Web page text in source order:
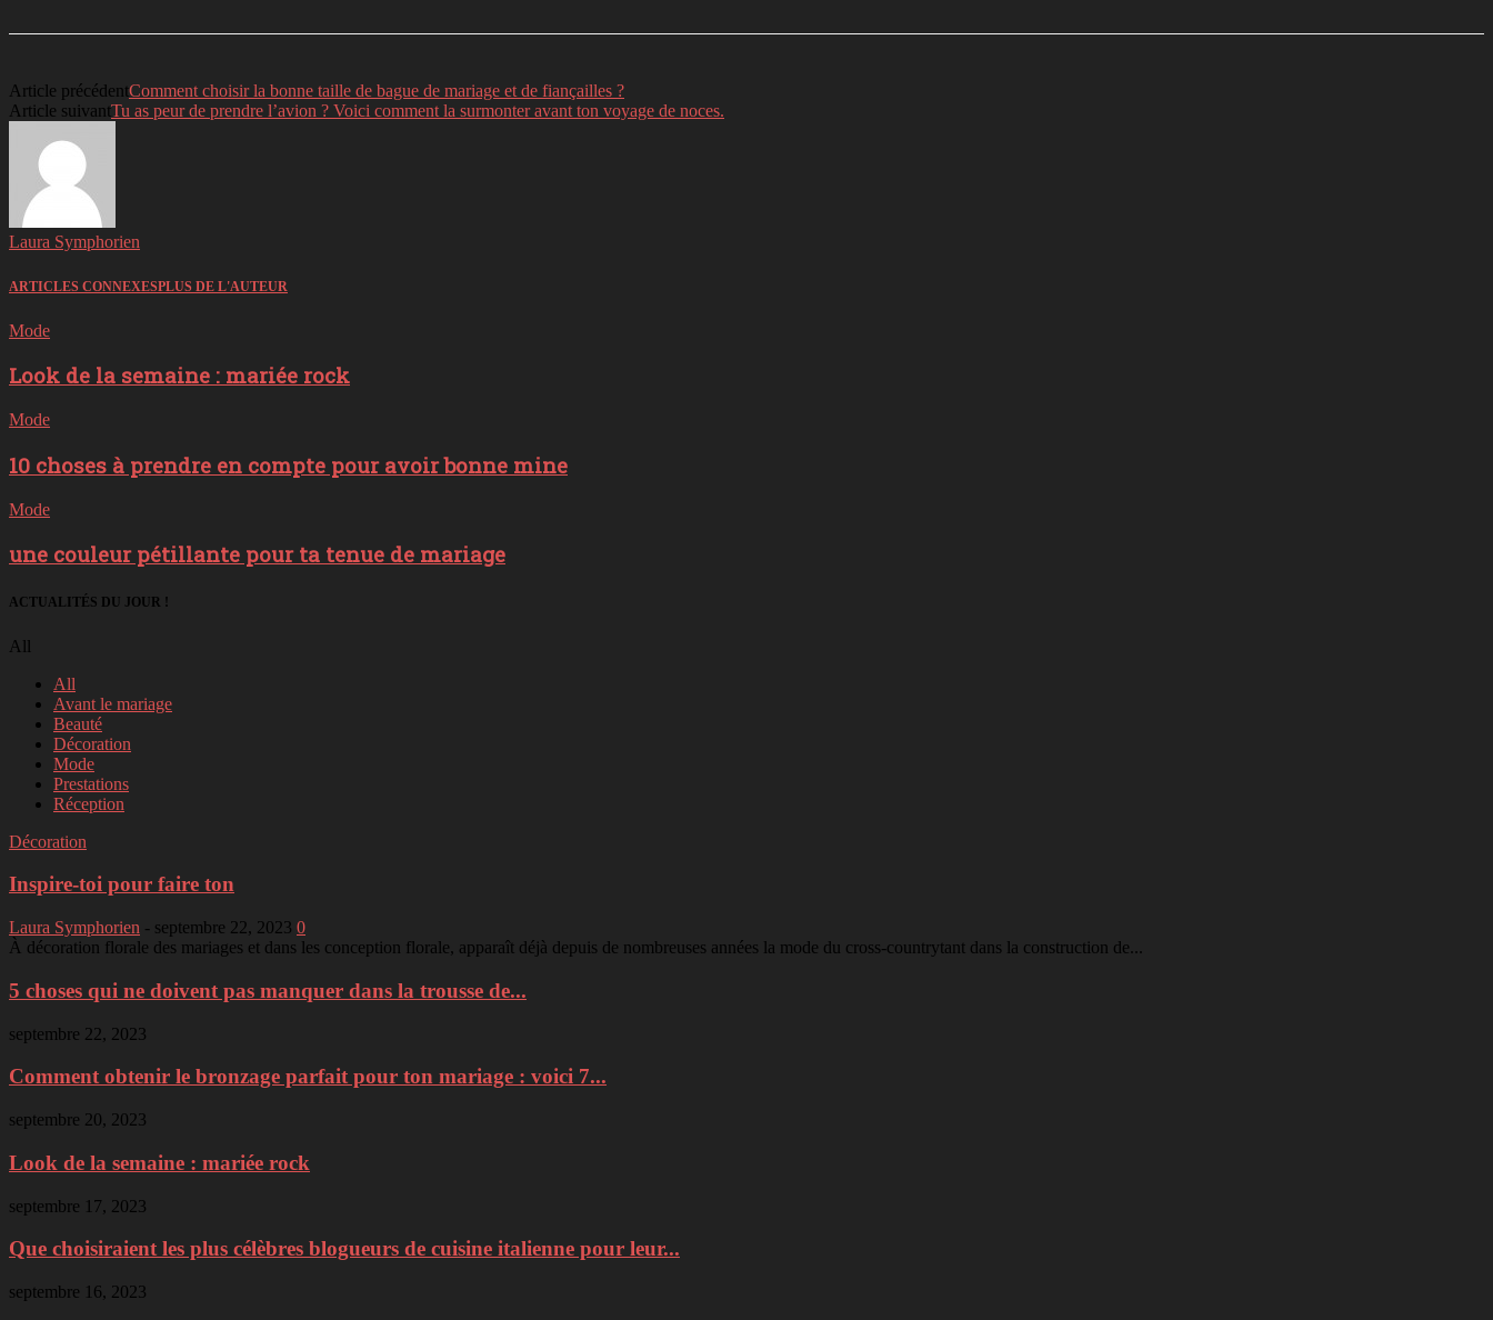
Article précédentComment choisir la bonne taille de bague de mariage et de fiançailles ?
Article suivantTu as peur de prendre l’avion ? Voici comment la surmonter avant ton voyage de noces.
Laura Symphorien
ARTICLES CONNEXESPLUS DE L'AUTEUR
Mode
Look de la semaine : mariée rock
Mode
10 choses à prendre en compte pour avoir bonne mine
Mode
une couleur pétillante pour ta tenue de mariage
ACTUALITÉS DU JOUR !
All
All
Avant le mariage
Beauté
Décoration
Mode
Prestations
Réception
Décoration
Inspire-toi pour faire ton
Laura Symphorien - septembre 22, 2023 0
À décoration florale des mariages et dans les conception florale, apparaît déjà depuis de nombreuses années la mode du cross-countrytant dans la construction de...
5 choses qui ne doivent pas manquer dans la trousse de...
septembre 22, 2023
Comment obtenir le bronzage parfait pour ton mariage : voici 7...
septembre 20, 2023
Look de la semaine : mariée rock
septembre 17, 2023
Que choisiraient les plus célèbres blogueurs de cuisine italienne pour leur...
septembre 16, 2023